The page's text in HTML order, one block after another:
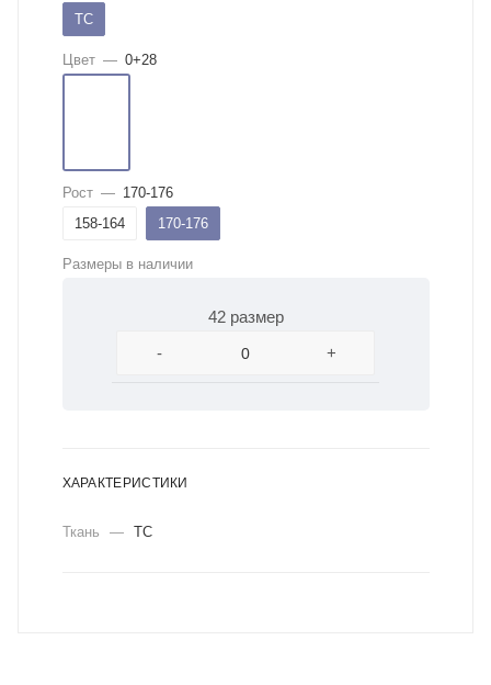
ТС
Цвет — 0+28
Рост — 170-176
158-164
170-176
Размеры в наличии
42 размер
-
+
ХАРАКТЕРИСТИКИ
Ткань — ТС